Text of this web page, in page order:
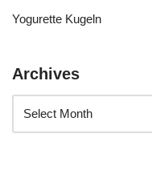
Yogurette Kugeln
Archives